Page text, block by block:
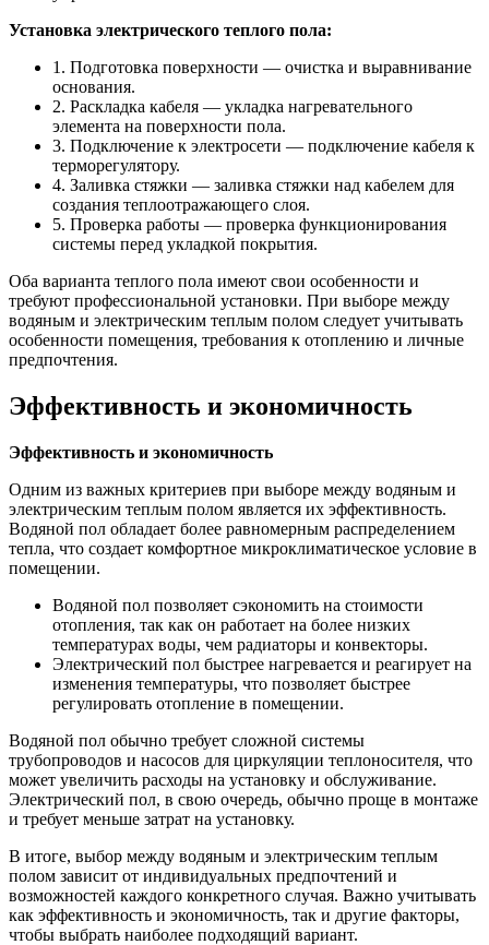
Установка электрического теплого пола:
1. Подготовка поверхности — очистка и выравнивание
основания.
2. Раскладка кабеля — укладка нагревательного
элемента на поверхности пола.
3. Подключение к электросети — подключение кабеля к
терморегулятору.
4. Заливка стяжки — заливка стяжки над кабелем для
создания теплоотражающего слоя.
5. Проверка работы — проверка функционирования
системы перед укладкой покрытия.
Оба варианта теплого пола имеют свои особенности и
требуют профессиональной установки. При выборе между
водяным и электрическим теплым полом следует учитывать
особенности помещения, требования к отоплению и личные
предпочтения.
Эффективность и экономичность
Эффективность и экономичность
Одним из важных критериев при выборе между водяным и
электрическим теплым полом является их эффективность.
Водяной пол обладает более равномерным распределением
тепла, что создает комфортное микроклиматическое условие в
помещении.
Водяной пол позволяет сэкономить на стоимости
отопления, так как он работает на более низких
температурах воды, чем радиаторы и конвекторы.
Электрический пол быстрее нагревается и реагирует на
изменения температуры, что позволяет быстрее
регулировать отопление в помещении.
Водяной пол обычно требует сложной системы
трубопроводов и насосов для циркуляции теплоносителя, что
может увеличить расходы на установку и обслуживание.
Электрический пол, в свою очередь, обычно проще в монтаже
и требует меньше затрат на установку.
В итоге, выбор между водяным и электрическим теплым
полом зависит от индивидуальных предпочтений и
возможностей каждого конкретного случая. Важно учитывать
как эффективность и экономичность, так и другие факторы,
чтобы выбрать наиболее подходящий вариант.